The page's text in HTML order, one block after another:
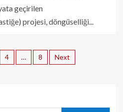
geçirilen
projesi, döngüselliği...
4 … 8 Next